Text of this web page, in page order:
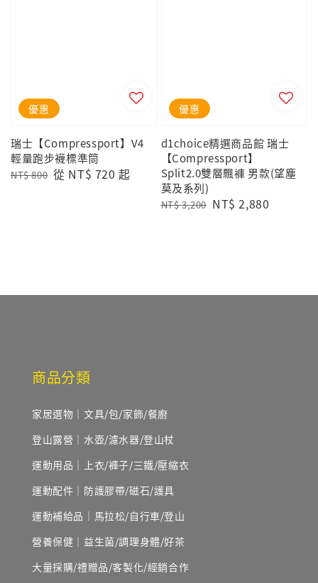
優惠
瑞士【Compressport】V4
輕量跑步襪標準筒
Regular
NT$ 800 Sale
從 NT$ 720 起
優惠
d1choice精選商品館 瑞士
【Compressport】
Split2.0雙層飄褲 男款(望塵
莫及系列)
Regular
NT$ 3,200 Sale
NT$ 2,880
商品分類
家居選物｜文具/包/家飾/餐廚
登山露營｜水壺/濾水器/登山杖
運動用品｜上衣/褲子/三鐵/壓縮衣
運動配件｜防護膠帶/磁石/護具
運動補給品｜馬拉松/自行車/登山
營養保健｜益生菌/調理身體/好茶
大量採購/禮贈品/客製化/經銷合作